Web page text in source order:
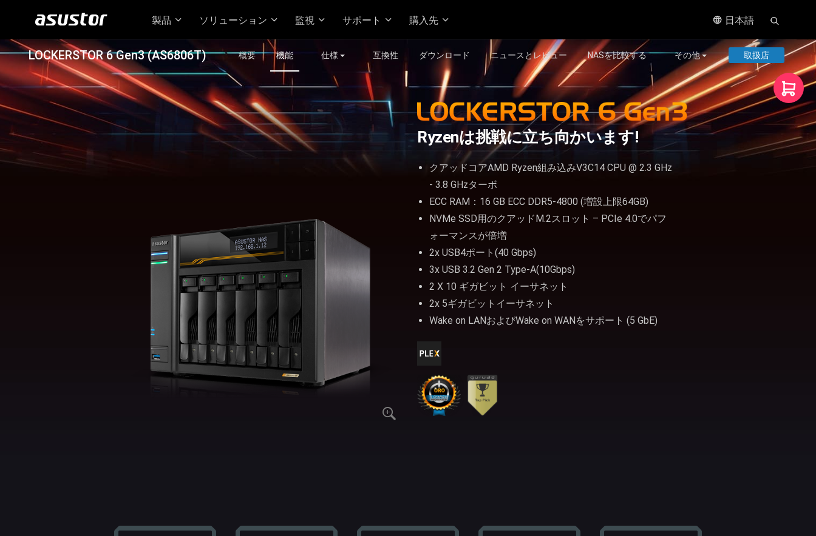
製品 ソリューション 監視 サポート 購入先 日本語
LOCKERSTOR 6 Gen3 (AS6806T) 概要 機能 仕様 互換性 ダウンロード ニュースとレビュー NASを比較する その他 取扱店
Ryzenは挑戦に立ち向かいます!
クアッドコアAMD Ryzen組み込みV3C14 CPU @ 2.3 GHz
- 3.8 GHzターボ
ECC RAM：16 GB ECC DDR5-4800 (増設上限64GB)
NVMe SSD用のクアッドM.2スロット – PCIe 4.0でパフ
ォーマンスが倍増
2x USB4ポート(40 Gbps)
3x USB 3.2 Gen 2 Type-A(10Gbps)
2 X 10 ギガビット イーサネット
2x 5ギガビットイーサネット
Wake on LANおよびWake on WANをサポート (5 GbE)